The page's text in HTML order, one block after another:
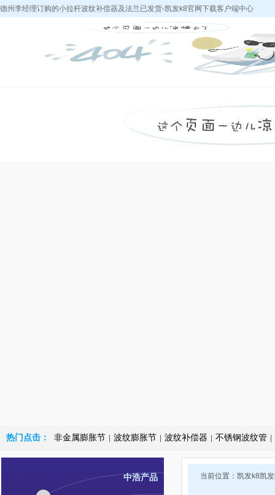
德州李经理订购的小拉杆波纹补偿器及法兰已发货-凯发k8官网下载客户端中心
热门点击： 非金属膨胀节 波纹膨胀节 波纹补偿器 不锈钢波纹管
当前位置： 凯发k8凯
中浩产品